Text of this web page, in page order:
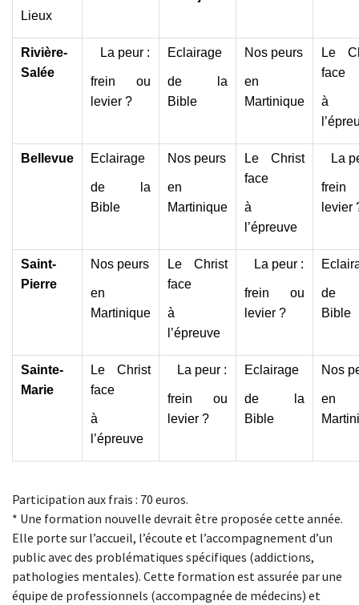
Lieux
Rivière-
Salée
La peur :
frein ou
levier ?
Eclairage
de la
Bible
Nos peurs
en
Martinique
Le
face
à
Bellevue Eclairage
de la
Bible
Nos peurs
en
Martinique
Le Christ
face
à
l’épreuve
La
frein
levier
Saint-
Pierre
Nos peurs
en
Martinique
Le Christ
face
à
l’épreuve
La peur :
frein ou
levier ?
de
Bible
Sainte-
Marie
Le Christ
face
à
l’épreuve
La peur :
frein ou
levier ?
Eclairage
de la
Bible
Nos
en
Participation aux frais : 70 euros.
* Une formation nouvelle devrait être proposée cette année.
Elle porte sur l’accueil, l’écoute et l’accompagnement d’un
public avec des problématiques spécifiques (addictions,
pathologies mentales). Cette formation est assurée par une
équipe de professionnels (accompagnée de médecins) et